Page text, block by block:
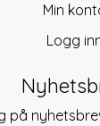
Min
Logg
på